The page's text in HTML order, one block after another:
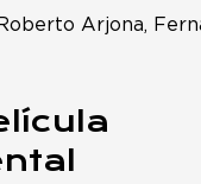
Arjona,